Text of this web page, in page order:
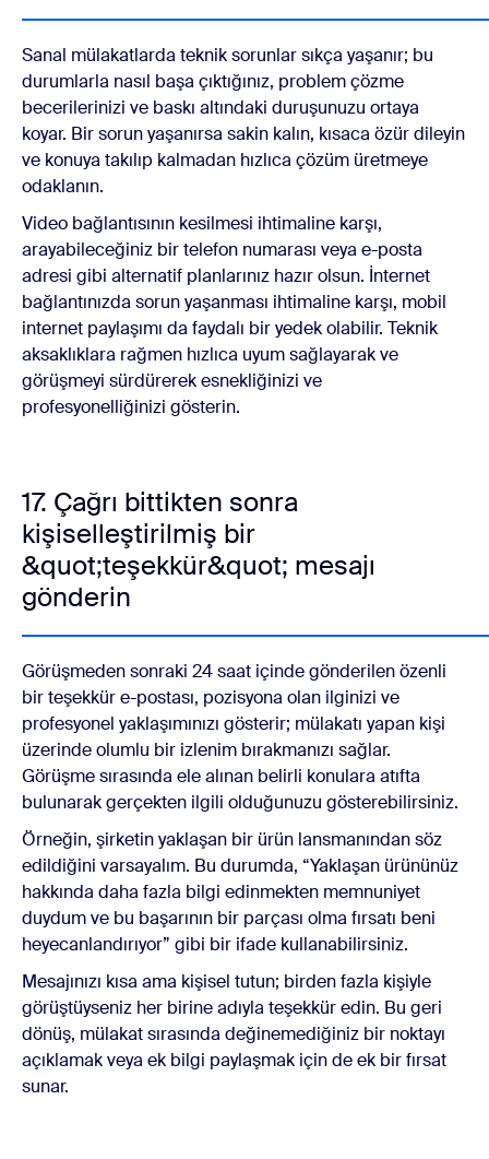
Sanal mülakatlarda teknik sorunlar sıkça yaşanır; bu
durumlarla nasıl başa çıktığınız, problem çözme
becerilerinizi ve baskı altındaki duruşunuzu ortaya
koyar. Bir sorun yaşanırsa sakin kalın, kısaca özür dileyin
ve konuya takılıp kalmadan hızlıca çözüm üretmeye
odaklanın.
Video bağlantısının kesilmesi ihtimaline karşı,
arayabileceğiniz bir telefon numarası veya e-posta
adresi gibi alternatif planlarınız hazır olsun. İnternet
bağlantınızda sorun yaşanması ihtimaline karşı, mobil
internet paylaşımı da faydalı bir yedek olabilir. Teknik
aksaklıklara rağmen hızlıca uyum sağlayarak ve
görüşmeyi sürdürerek esnekliğinizi ve
profesyonelliğinizi gösterin.
17. Çağrı bittikten sonra
kişiselleştirilmiş bir
&quot;teşekkür&quot; mesajı
gönderin
Görüşmeden sonraki 24 saat içinde gönderilen özenli
bir teşekkür e-postası, pozisyona olan ilginizi ve
profesyonel yaklaşımınızı gösterir; mülakatı yapan kişi
üzerinde olumlu bir izlenim bırakmanızı sağlar.
Görüşme sırasında ele alınan belirli konulara atıfta
bulunarak gerçekten ilgili olduğunuzu gösterebilirsiniz.
Örneğin, şirketin yaklaşan bir ürün lansmanından söz
edildiğini varsayalım. Bu durumda, “Yaklaşan ürününüz
hakkında daha fazla bilgi edinmekten memnuniyet
duydum ve bu başarının bir parçası olma fırsatı beni
heyecanlandırıyor” gibi bir ifade kullanabilirsiniz.
Mesajınızı kısa ama kişisel tutun; birden fazla kişiyle
görüştüyseniz her birine adıyla teşekkür edin. Bu geri
dönüş, mülakat sırasında değinemediğiniz bir noktayı
açıklamak veya ek bilgi paylaşmak için de ek bir fırsat
sunar.